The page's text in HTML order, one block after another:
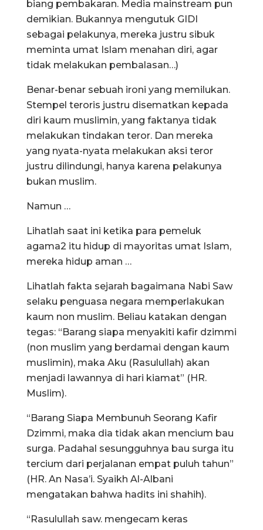
biang pembakaran. Media mainstream pun
demikian. Bukannya mengutuk GIDI
sebagai pelakunya, mereka justru sibuk
meminta umat Islam menahan diri, agar
tidak melakukan pembalasan…)
Benar-benar sebuah ironi yang memilukan.
Stempel teroris justru disematkan kepada
diri kaum muslimin, yang faktanya tidak
melakukan tindakan teror. Dan mereka
yang nyata-nyata melakukan aksi teror
justru dilindungi, hanya karena pelakunya
bukan muslim.
Namun …
Lihatlah saat ini ketika para pemeluk
agama2 itu hidup di mayoritas umat Islam,
mereka hidup aman …
Lihatlah fakta sejarah bagaimana Nabi Saw
selaku penguasa negara memperlakukan
kaum non muslim. Beliau katakan dengan
tegas: “Barang siapa menyakiti kafir dzimmi
(non muslim yang berdamai dengan kaum
muslimin), maka Aku (Rasulullah) akan
menjadi lawannya di hari kiamat” (HR.
Muslim).
“Barang Siapa Membunuh Seorang Kafir
Dzimmi, maka dia tidak akan mencium bau
surga. Padahal sesungguhnya bau surga itu
tercium dari perjalanan empat puluh tahun”
(HR. An Nasa’i. Syaikh Al-Albani
mengatakan bahwa hadits ini shahih).
“Rasulullah saw. mengecam keras